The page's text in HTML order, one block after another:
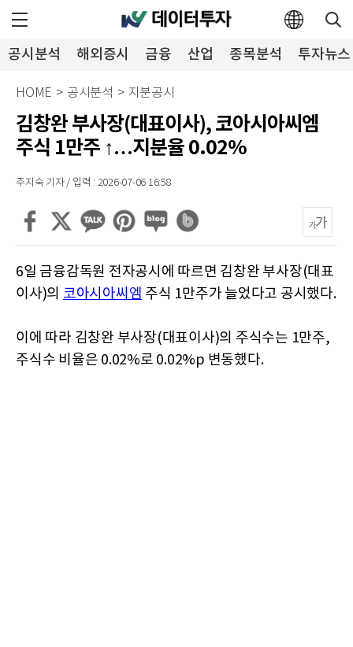
공시분석 해외증시 금융 산업 종목분석 투자뉴스
HOME > 공시분석 > 지분공시
김창완 부사장(대표이사), 코아시아씨엠
주식 1만주 ↑…지분율 0.02%
주지숙 기자 / 입력 : 2026-07-06 16:58
6일 금융감독원 전자공시에 따르면 김창완 부사장(대표
이사)의 코아시아씨엠 주식 1만주가 늘었다고 공시했다.
이에 따라 김창완 부사장(대표이사)의 주식수는 1만주,
주식수 비율은 0.02%로 0.02%p 변동했다.